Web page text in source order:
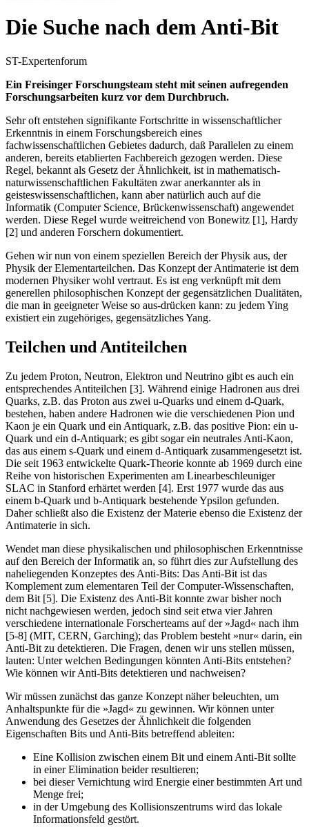
Die Suche nach dem Anti-Bit
ST-Expertenforum
Ein Freisinger Forschungsteam steht mit seinen aufregenden
Forschungsarbeiten kurz vor dem Durchbruch.
Sehr oft entstehen signifikante Fortschritte in wissenschaftlicher
Erkenntnis in einem Forschungsbereich eines
fachwissenschaftlichen Gebietes dadurch, daß Parallelen zu einem
anderen, bereits etablierten Fachbereich gezogen werden. Diese
Regel, bekannt als Gesetz der Ähnlichkeit, ist in mathematisch-
naturwissenschaftlichen Fakultäten zwar anerkannter als in
geisteswissenschaftlichen, kann aber natürlich auch auf die
Informatik (Computer Science, Brückenwissenschaft) angewendet
werden. Diese Regel wurde weitreichend von Bonewitz [1], Hardy
[2] und anderen Forschern dokumentiert.
Gehen wir nun von einem speziellen Bereich der Physik aus, der
Physik der Elementarteilchen. Das Konzept der Antimaterie ist dem
modernen Physiker wohl vertraut. Es ist eng verknüpft mit dem
generellen philosophischen Konzept der gegensätzlichen Dualitäten,
die man in geeigneter Weise so aus-drücken kann: zu jedem Ying
existiert ein zugehöriges, gegensätzliches Yang.
Teilchen und Antiteilchen
Zu jedem Proton, Neutron, Elektron und Neutrino gibt es auch ein
entsprechendes Antiteilchen [3]. Während einige Hadronen aus drei
Quarks, z.B. das Proton aus zwei u-Quarks und einem d-Quark,
bestehen, haben andere Hadronen wie die verschiedenen Pion und
Kaon je ein Quark und ein Antiquark, z.B. das positive Pion: ein u-
Quark und ein d-Antiquark; es gibt sogar ein neutrales Anti-Kaon,
das aus einem s-Quark und einem d-Antiquark zusammengesetzt ist.
Die seit 1963 entwickelte Quark-Theorie konnte ab 1969 durch eine
Reihe von historischen Experimenten am Linearbeschleuniger
SLAC in Stanford erhärtet werden [4]. Erst 1977 wurde das aus
einem b-Quark und b-Antiquark bestehende Ypsilon gefunden.
Daher schließt also die Existenz der Materie ebenso die Existenz der
Antimaterie in sich.
Wendet man diese physikalischen und philosophischen Erkenntnisse
auf den Bereich der Informatik an, so führt dies zur Aufstellung des
naheliegenden Konzeptes des Anti-Bits: Das Anti-Bit ist das
Komplement zum elementaren Teil der Computer-Wissenschaften,
dem Bit [5]. Die Existenz des Anti-Bit konnte zwar bisher noch
nicht nachgewiesen werden, jedoch sind seit etwa vier Jahren
verschiedene internationale Forscherteams auf der »Jagd« nach ihm
[5-8] (MIT, CERN, Garching); das Problem besteht »nur« darin, ein
Anti-Bit zu detektieren. Die Fragen, denen wir uns stellen müssen,
lauten: Unter welchen Bedingungen könnten Anti-Bits entstehen?
Wie können wir Anti-Bits detektieren und nachweisen?
Wir müssen zunächst das ganze Konzept näher beleuchten, um
Anhaltspunkte für die »Jagd« zu gewinnen. Wir können unter
Anwendung des Gesetzes der Ähnlichkeit die folgenden
Eigenschaften Bits und Anti-Bits betreffend ableiten:
Eine Kollision zwischen einem Bit und einem Anti-Bit sollte
in einer Elimination beider resultieren;
bei dieser Vernichtung wird Energie einer bestimmten Art und
Menge frei;
in der Umgebung des Kollisionszentrums wird das lokale
Informationsfeld gestört.